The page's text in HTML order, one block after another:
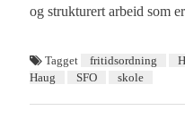
og strukturert arbeid som
Tagget fritidsordning
Haug
SFO skole